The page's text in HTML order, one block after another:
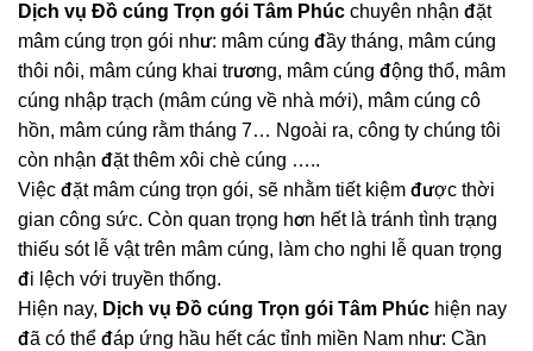
Dịch vụ Đồ cúng Trọn gói Tâm Phúc chuyên nhận đặt
mâm cúng trọn gói như: mâm cúng đầy tháng, mâm cúng
thôi nôi, mâm cúng khai trương, mâm cúng động thổ, mâm
cúng nhập trạch (mâm cúng về nhà mới), mâm cúng cô
hồn, mâm cúng rằm tháng 7… Ngoài ra, công ty chúng tôi
còn nhận đặt thêm xôi chè cúng …..
Việc đặt mâm cúng trọn gói, sẽ nhằm tiết kiệm được thời
gian công sức. Còn quan trọng hơn hết là tránh tình trạng
thiếu sót lễ vật trên mâm cúng, làm cho nghi lễ quan trọng
đi lệch với truyền thống.
Hiện nay, Dịch vụ Đồ cúng Trọn gói Tâm Phúc hiện nay
đã có thể đáp ứng hầu hết các tỉnh miền Nam như: Cần